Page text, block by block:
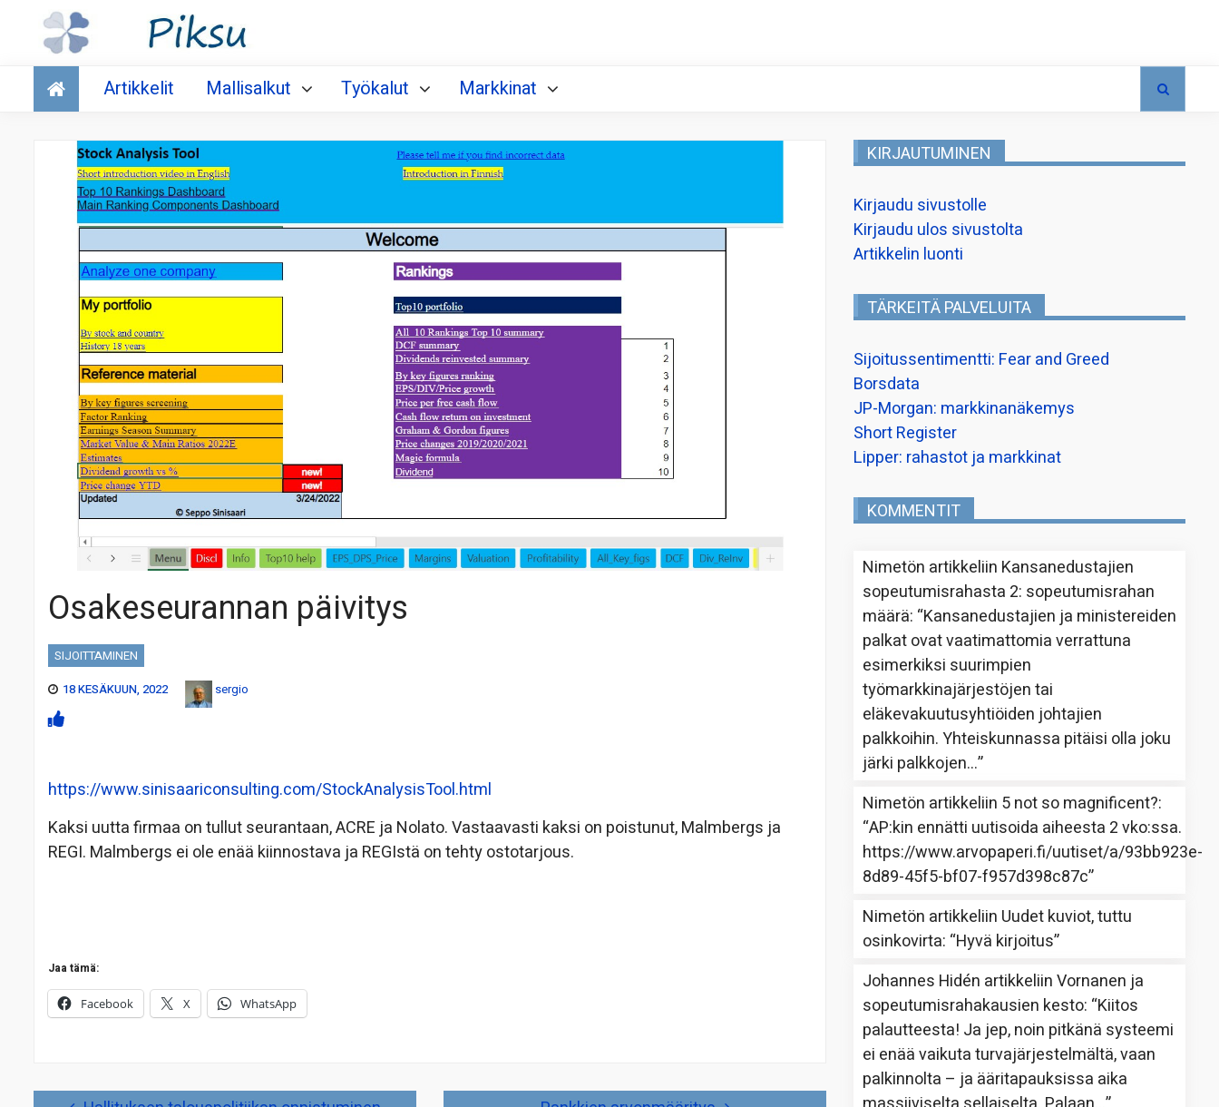
Talous
Artikkelit Mallisalkut Työkalut Markkinat
Osakeseurannan päivitys
SIJOITTAMINEN
18 KESÄKUUN, 2022
sergio
https://www.sinisaariconsulting.com/StockAnalysisTool.html
Kaksi uutta firmaa on tullut seurantaan, ACRE ja Nolato. Vastaavasti kaksi on poistunut, Malmbergs ja
REGI. Malmbergs ei ole enää kiinnostava ja REGIstä on tehty ostotarjous.
Jaa tämä:
Facebook X WhatsApp
Artikkelien
KIRJAUTUMINEN
Kirjaudu sivustolle
Kirjaudu ulos sivustolta
Artikkelin luonti
TÄRKEITÄ PALVELUITA
Sijoitussentimentti: Fear and Greed
Borsdata
JP-Morgan: markkinanäkemys
Short Register
Lipper: rahastot ja markkinat
KOMMENTIT
Nimetön artikkeliin Kansanedustajien
sopeutumisrahasta 2: sopeutumisrahan
määrä: “Kansanedustajien ja ministereiden
palkat ovat vaatimattomia verrattuna
esimerkiksi suurimpien
työmarkkinajärjestöjen tai
eläkevakuutusyhtiöiden johtajien
palkkoihin. Yhteiskunnassa pitäisi olla joku
järki palkkojen…”
Nimetön artikkeliin 5 not so magnificent?:
“AP:kin ennätti uutisoida aiheesta 2 vko:ssa.
https://www.arvopaperi.fi/uutiset/a/93bb923e-
8d89-45f5-bf07-f957d398c87c”
Nimetön artikkeliin Uudet kuviot, tuttu
osinkovirta: “Hyvä kirjoitus”
Johannes Hidén artikkeliinVornanen ja
sopeutumisrahakausien kesto: “Kiitos
palautteesta! Ja jep, noin pitkänä systeemi
ei enää vaikuta turvajärjestelmältä, vaan
palkinnolta – ja ääritapauksissa aika